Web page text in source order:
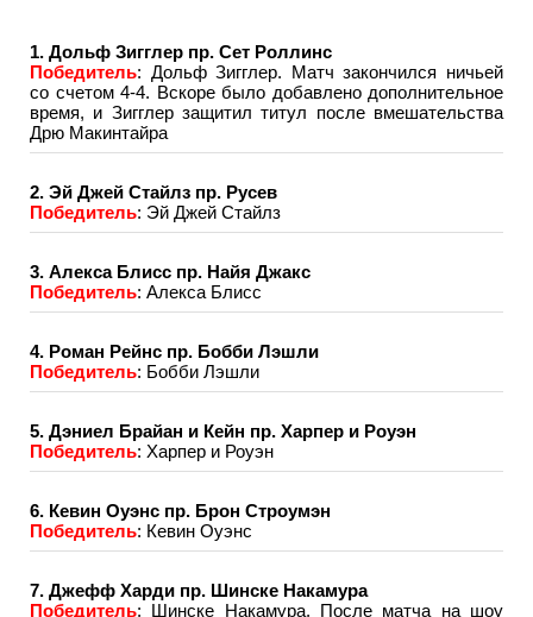
1. Дольф Зигглер пр. Сет Роллинс
Победитель: Дольф Зигглер. Матч закончился ничьей
со счетом 4-4. Вскоре было добавлено дополнительное
время, и Зигглер защитил титул после вмешательства
Дрю Макинтайра
2. Эй Джей Стайлз пр. Русев
Победитель: Эй Джей Стайлз
3. Алекса Блисс пр. Найя Джакс
Победитель: Алекса Блисс
4. Роман Рейнс пр. Бобби Лэшли
Победитель: Бобби Лэшли
5. Дэниел Брайан и Кейн пр. Харпер и Роуэн
Победитель: Харпер и Роуэн
6. Кевин Оуэнс пр. Брон Строумэн
Победитель: Кевин Оуэнс
7. Джефф Харди пр. Шинске Накамура
Победитель: Шинске Накамура. После матча на шоу